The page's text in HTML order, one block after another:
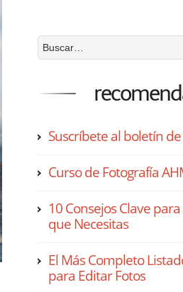
Suscríbete al boletín
Curso de Fotografía
10 Consejos Clave
que Necesitas
El Más Completo
para Editar Fotos